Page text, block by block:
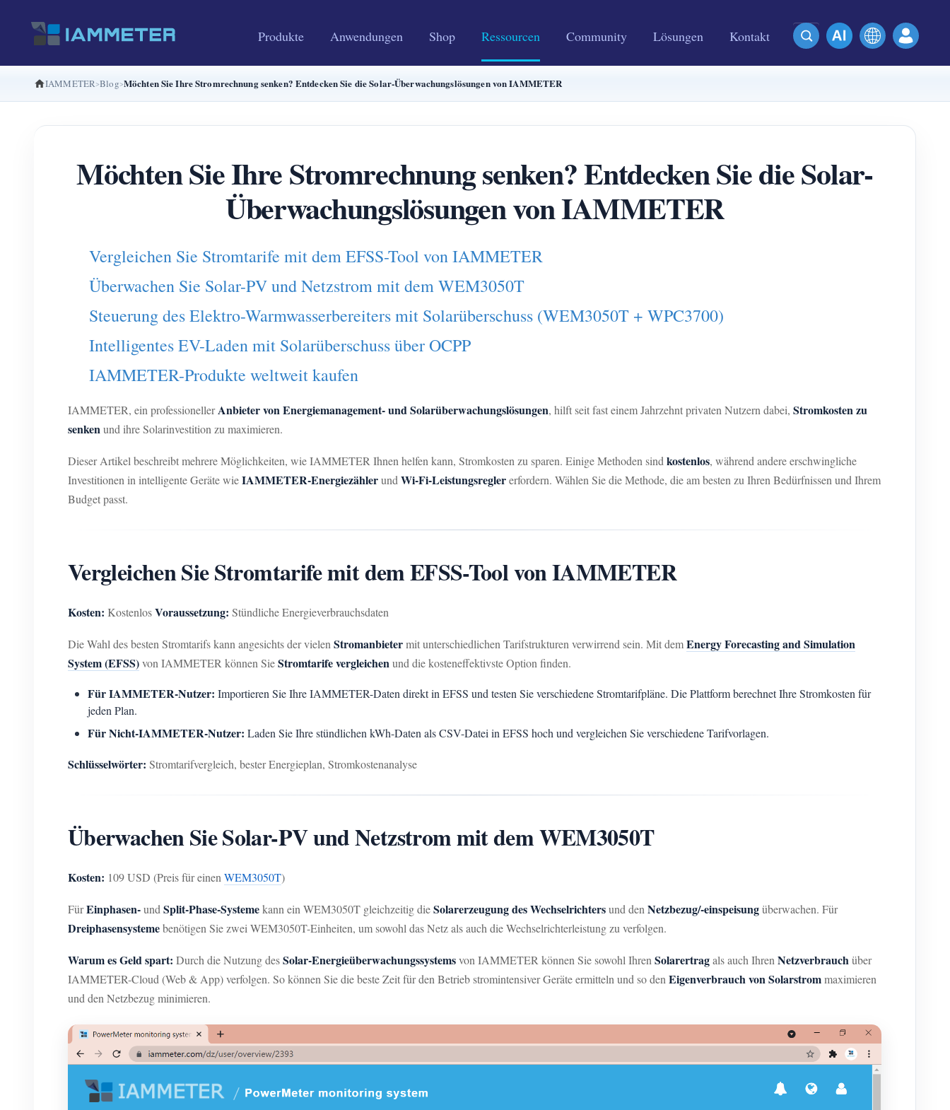
Produkte Anwendungen Shop Ressourcen Community Lösungen Kontakt
IAMMETER Blog Möchten Sie Ihre Stromrechnung senken? Entdecken Sie die Solar-Überwachungslösungen von IAMMETER
Möchten Sie Ihre Stromrechnung senken? Entdecken Sie die Solar-
Überwachungslösungen von IAMMETER
Vergleichen Sie Stromtarife mit dem EFSS-Tool von IAMMETER
Überwachen Sie Solar-PV und Netzstrom mit dem WEM3050T
Steuerung des Elektro-Warmwasserbereiters mit Solarüberschuss (WEM3050T + WPC3700)
Intelligentes EV-Laden mit Solarüberschuss über OCPP
IAMMETER-Produkte weltweit kaufen
IAMMETER, ein professionellerAnbieter von Energiemanagement- und Solarüberwachungslösungen, hilft seit fast einem Jahrzehnt privaten Nutzern dabei, Stromkosten zu
senkenund ihre Solarinvestition zu maximieren.
Dieser Artikel beschreibt mehrere Möglichkeiten, wie IAMMETER Ihnen helfen kann, Stromkosten zu sparen. Einige Methoden sindkostenlos, während andere erschwingliche
Investitionen in intelligente Geräte wieIAMMETER-EnergiezählerundWi-Fi-Leistungsreglererfordern. Wählen Sie die Methode, die am besten zu Ihren Bedürfnissen und Ihrem
Budget passt.
Vergleichen Sie Stromtarife mit dem EFSS-Tool von IAMMETER
Kosten: KostenlosVoraussetzung: Stündliche Energieverbrauchsdaten
Die Wahl des besten Stromtarifs kann angesichts der vielenStromanbietermit unterschiedlichen Tarifstrukturen verwirrend sein. Mit demEnergy Forecasting and Simulation
System (EFSS)von IAMMETER können SieStromtarife vergleichenund die kosteneffektivste Option finden.
Für IAMMETER-Nutzer: Importieren Sie Ihre IAMMETER-Daten direkt in EFSS und testen Sie verschiedene Stromtarifpläne. Die Plattform berechnet Ihre Stromkosten für
jeden Plan.
Für Nicht-IAMMETER-Nutzer: Laden Sie Ihre stündlichen kWh-Daten als CSV-Datei in EFSS hoch und vergleichen Sie verschiedene Tarifvorlagen.
Schlüsselwörter: Stromtarifvergleich, bester Energieplan, Stromkostenanalyse
Überwachen Sie Solar-PV und Netzstrom mit dem WEM3050T
Kosten: 109 USD (Preis für einenWEM3050T)
FürEinphasen-undSplit-Phase-Systemekann ein WEM3050T gleichzeitig dieSolarerzeugung des Wechselrichtersund denNetzbezug/-einspeisungüberwachen. Für
Dreiphasensystemebenötigen Sie zwei WEM3050T-Einheiten, um sowohl das Netz als auch die Wechselrichterleistung zu verfolgen.
Warum es Geld spart: Durch die Nutzung desSolar-Energieüberwachungssystemsvon IAMMETER können Sie sowohl IhrenSolarertragals auch IhrenNetzverbrauchüber
IAMMETER-Cloud (Web & App) verfolgen. So können Sie die beste Zeit für den Betrieb stromintensiver Geräte ermitteln und so denEigenverbrauch von Solarstrommaximieren
und den Netzbezug minimieren.